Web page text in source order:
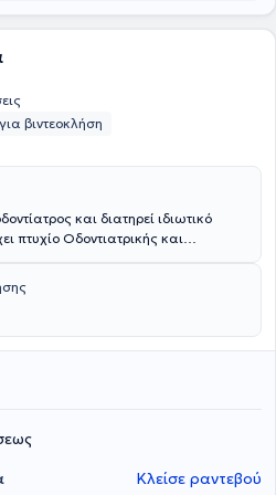
βιντεοκλήση
και διατηρεί ιδιωτικό
πτυχίο Οδοντιατρικής και
οδοντιατρική, λεύκανση,
οδοντιατρική. Ο χώρος
ενώ είναι καθαρός και
όσο και για τους μικρούς
Κλείσε ραντεβού